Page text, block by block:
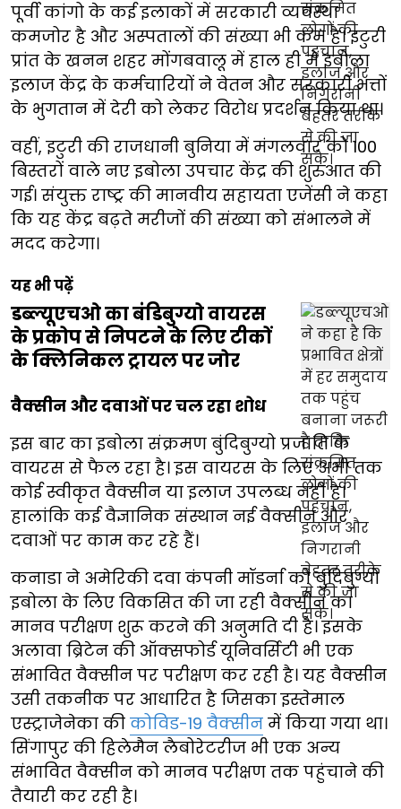
पूर्वी कांगो के कई इलाकों में सरकारी व्यवस्था
कमजोर है और अस्पतालों की संख्या भी कम है। इटुरी
प्रांत के खनन शहर मोंगबवालू में हाल ही में इबोला
इलाज केंद्र के कर्मचारियों ने वेतन और सरकारी भत्तों
के भुगतान में देरी को लेकर विरोध प्रदर्शन किया था।
वहीं, इटुरी की राजधानी बुनिया में मंगलवार को 100
बिस्तरों वाले नए इबोला उपचार केंद्र की शुरुआत की
गई। संयुक्त राष्ट्र की मानवीय सहायता एजेंसी ने कहा
कि यह केंद्र बढ़ते मरीजों की संख्या को संभालने में
मदद करेगा।
यह भी पढ़ें
डब्ल्यूएचओ का बंडिबुग्यो वायरस
के प्रकोप से निपटने के लिए टीकों
के क्लिनिकल ट्रायल पर जोर
वैक्सीन और दवाओं पर चल रहा शोध
इस बार का इबोला संक्रमण बुंदिबुग्यो प्रजाति के
वायरस से फैल रहा है। इस वायरस के लिए अभी तक
कोई स्वीकृत वैक्सीन या इलाज उपलब्ध नहीं है।
हालांकि कई वैज्ञानिक संस्थान नई वैक्सीन और
दवाओं पर काम कर रहे हैं।
कनाडा ने अमेरिकी दवा कंपनी मॉडर्ना को बुंदिबुग्यो
इबोला के लिए विकसित की जा रही वैक्सीन का
मानव परीक्षण शुरू करने की अनुमति दी है। इसके
अलावा ब्रिटेन की ऑक्सफोर्ड यूनिवर्सिटी भी एक
संभावित वैक्सीन पर परीक्षण कर रही है। यह वैक्सीन
उसी तकनीक पर आधारित है जिसका इस्तेमाल
एस्ट्राजेनेका की कोविड-19 वैक्सीन में किया गया था।
सिंगापुर की हिलेमैन लैबोरेटरीज भी एक अन्य
संभावित वैक्सीन को मानव परीक्षण तक पहुंचाने की
तैयारी कर रही है।